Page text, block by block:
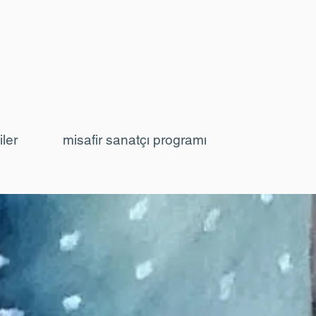
misafir sanatçı programı